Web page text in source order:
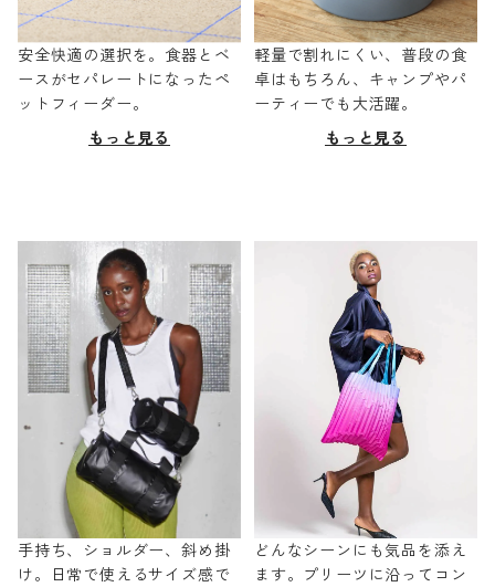
安全快適の選択を。食器とベ
ースがセパレートになったペ
ットフィーダー。
もっと見る
軽量で割れにくい、普段の食
卓はもちろん、キャンプやパ
ーティーでも大活躍。
もっと見る
手持ち、ショルダー、斜め掛
け。日常で使えるサイズ感で
どんなシーンにも気品を添え
ます。プリーツに沿ってコン